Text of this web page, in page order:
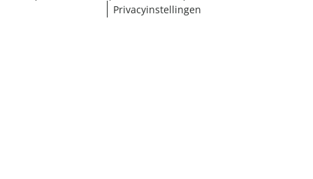
Privacyinstellingen